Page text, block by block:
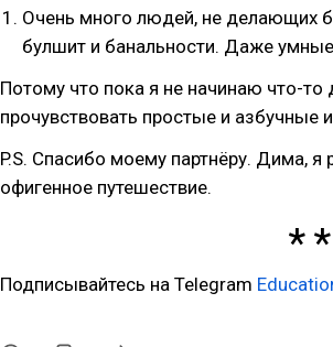
Очень много людей, не делающих
булшит и банальности. Даже
Потому что пока я не начинаю что-то
прочувствовать простые и азбучные
P.S. Спасибо моему партнёру. Дима, я
офигенное путешествие.
Подписывайтесь на Telegram